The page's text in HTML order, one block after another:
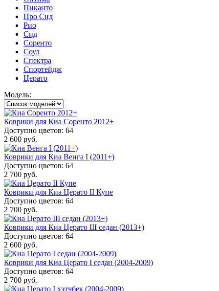
Пиканто
Про Сид
Рио
Сид
Соренто
Соул
Спектра
Спортейдж
Церато
Модель:
Коврики для Киа Соренто 2012+
Доступно цветов: 64
2 600 руб.
Коврики для Киа Венга I (2011+)
Доступно цветов: 64
2 700 руб.
Коврики для Киа Церато II Купе
Доступно цветов: 64
2 700 руб.
Коврики для Киа Церато III седан (2013+)
Доступно цветов: 64
2 600 руб.
Коврики для Киа Церато I седан (2004-2009)
Доступно цветов: 64
2 700 руб.